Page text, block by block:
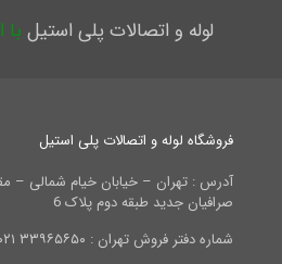
لوله و اتصالات پلی استیل
فروشگاه لوله و اتصالات پلی استیل
آدرس : تهران – خیابان خیام شمالی –
صرافیان جدید طبقه دوم پلاک 6
شماره دفتر فروش تهران : ۳۳۹۶۵۶۵۰ ۰۲۱ – ۳۳۹۹۲۲۸۴ ۰۲۱